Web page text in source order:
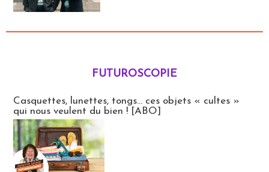
FUTUROSCOPIE
Casquettes, lunettes, tongs... ces objets « cultes »
qui nous veulent du bien ! [ABO]